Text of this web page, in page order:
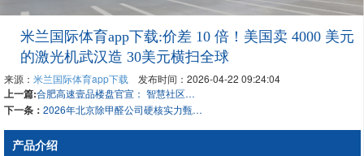
米兰国际体育app下载:价差 10 倍！美国卖 4000 美元
的激光机武汉造 30美元横扫全球
来源： 米兰国际体育app下载 发布时间：2026-04-22 09:24:04
上一篇: 合肥高速壹品楼盘官宣： 智慧社区标杆科技赋能品质生活
下一条： 2026年北京除甲醛公司硬核实力甄选：科学评估专业指南
产品介绍